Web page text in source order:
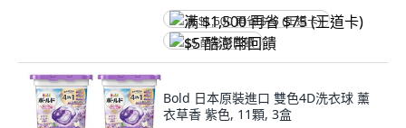
满 $1,500 再省 $75 (王道卡)
$5 酷澎幣回饋
Bold 日本原裝進口 雙色4D洗衣球 薰
衣草香 紫色, 11顆, 3盒